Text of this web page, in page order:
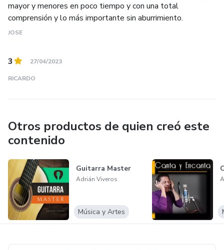
mayor y menores en poco tiempo y con una total
comprensión y lo más importante sin aburrimiento.
JOSE
3 27/04/2023
RICARDO
Otros productos de quien creó este
contenido
Guitarra Master
Adrián Viveros
Música y Artes